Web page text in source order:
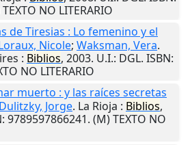
NO LITERARIO
de Tiresias : Lo femenino y el
Nicole; Waksman, Vera.
: Biblios, 2003. U.I.: DGL. ISBN:
NO LITERARIO
muerto : y las raíces secretas
Dulitzky, Jorge. La Rioja : Biblios,
9789597866241. (M) TEXTO NO